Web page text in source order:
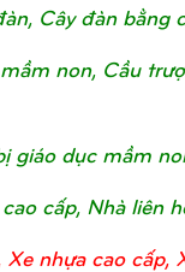
Cây đàn bằng
non, Cầu
giáo dục mầm
cấp, Nhà liên
nhựa cao cấp,